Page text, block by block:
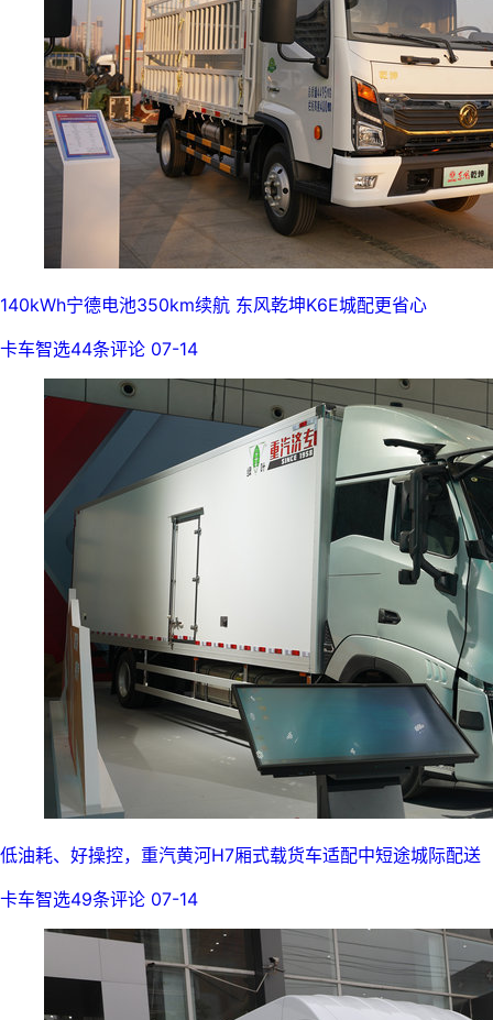
140kWh宁德电池350km续航 东风乾坤K6E城配更省心
卡车智选44条评论 07-14
低油耗、好操控，重汽黄河H7厢式载货车适配中短途城际配送
卡车智选49条评论 07-14